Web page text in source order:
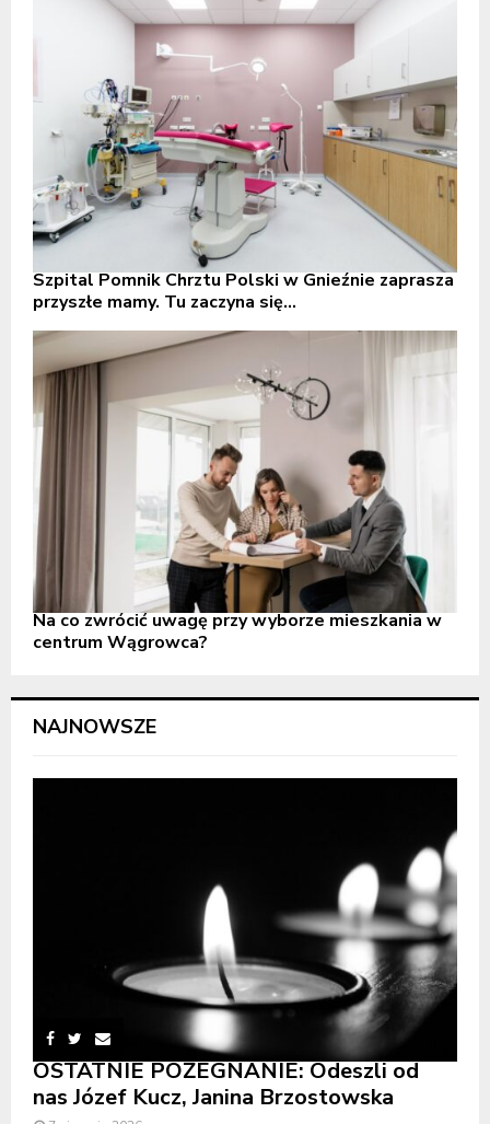
Szpital Pomnik Chrztu Polski w Gnieźnie zaprasza
przyszłe mamy. Tu zaczyna się...
Na co zwrócić uwagę przy wyborze mieszkania w
centrum Wągrowca?
NAJNOWSZE
OSTATNIE POŻEGNANIE: Odeszli od
nas Józef Kucz, Janina Brzostowska